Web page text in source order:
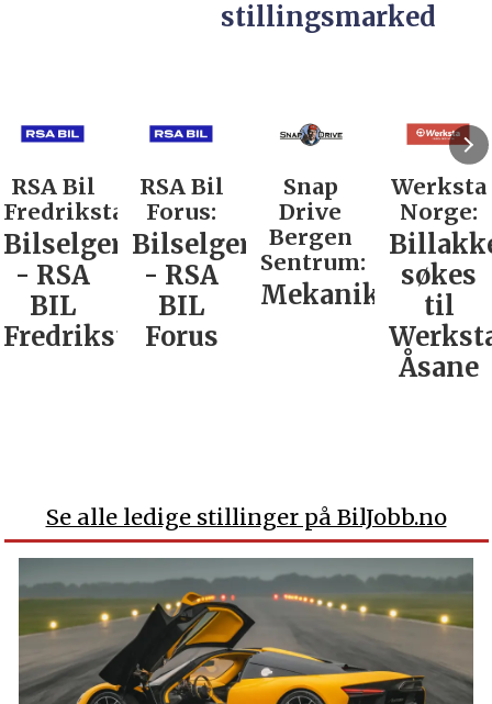
stillingsmarked
RSA Bil
Fredrikstad:
Bilselger
- RSA
BIL
Fredrikstad
RSA Bil
Forus:
Bilselger
- RSA
BIL
Forus
Snap
Drive
Bergen
Sentrum:
Mekaniker
Werksta
Norge:
søkes
til
Åsane
Se alle ledige stillinger på BilJobb.no